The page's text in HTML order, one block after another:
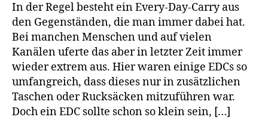
In der Regel besteht ein Every-Day-Carry aus
den Gegenständen, die man immer dabei hat.
Bei manchen Menschen und auf vielen
Kanälen uferte das aber in letzter Zeit immer
wieder extrem aus. Hier waren einige EDCs so
umfangreich, dass dieses nur in zusätzlichen
Taschen oder Rucksäcken mitzuführen war.
Doch ein EDC sollte schon so klein sein, […]